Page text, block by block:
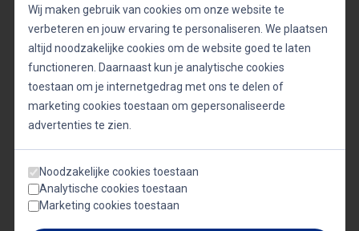
LinkedIn als strategisch instrument
Door LinkedIn bewust en strategisch in te zetten,
kan iedere professional zijn of haar carrièrekansen
vergroten. Volgens Marjolein Bongers ligt de sleutel
in het combineren van consistentie, authenticiteit
en psychologisch inzicht. Door slim gebruik te
maken van het platform ontstaat niet alleen meer
zichtbaarheid, maar ook meer invloed binnen de
Wij maken gebruik van cookies om onze website te
verbeteren en jouw ervaring te personaliseren. We plaatsen
altijd noodzakelijke cookies om de website goed te laten
functioneren. Daarnaast kun je analytische cookies
toestaan om je internetgedrag met ons te delen of
marketing cookies toestaan om gepersonaliseerde
advertenties te zien.
Noodzakelijke cookies toestaan
Analytische cookies toestaan
Marketing cookies toestaan